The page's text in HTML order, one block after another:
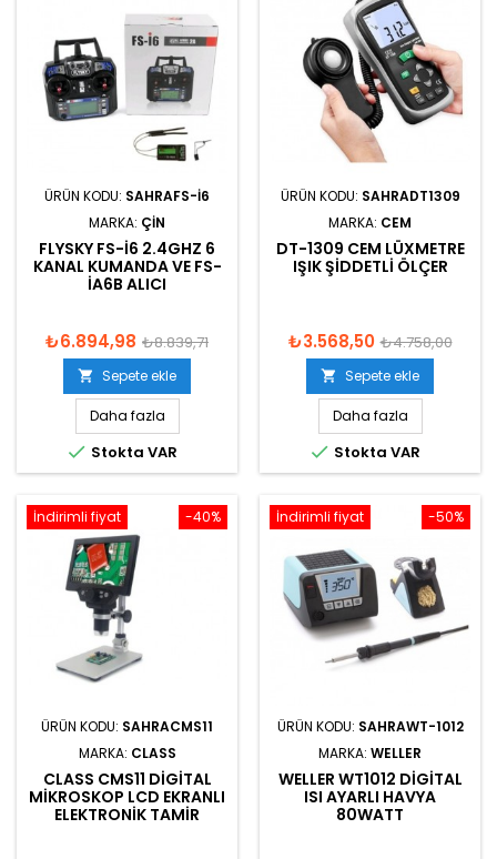
ÜRÜN KODU: SAHRAFS-I6
MARKA: ÇIN
FLYSKY FS-I6 2.4GHZ 6
KANAL KUMANDA VE FS-
IA6B ALICI
₺6.894,98 ₺8.839,71
 Sepete ekle
Daha fazla
 Stokta VAR
ÜRÜN KODU: SAHRADT1309
MARKA: CEM
DT-1309 CEM LÜXMETRE
IŞIK ŞIDDETLI ÖLÇER
₺3.568,50 ₺4.758,00
 Sepete ekle
Daha fazla
 Stokta VAR
-40%
İndirimli fiyat
ÜRÜN KODU: SAHRACMS11
MARKA: CLASS
CLASS CMS11 DIGITAL
MIKROSKOP LCD EKRANLI
ELEKTRONIK TAMIR
-50%
İndirimli fiyat
ÜRÜN KODU: SAHRAWT-1012
MARKA: WELLER
WELLER WT1012 DIGITAL
ISI AYARLI HAVYA
80WATT